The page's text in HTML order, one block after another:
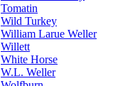
Tomatin
Wild Turkey
William Larue Weller
Willett
White Horse
W.L. Weller